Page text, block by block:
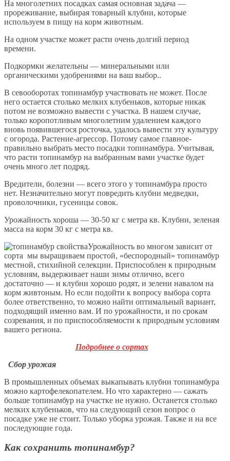
На многолетних посадках самая основная задача —
прореживание, выбирая товарный клубни, которые
используем в пищу на корм животным.
На одном участке может расти очень долгий период
времени.
Подкормки желательны — минеральными или
органическими удобрениями на ваш выбор..
В севооборотах топинамбур участвовать не может. После
него остается столько мелких клубеньков, которые никак
потом не возможно вывести с участка. В нашем случае,
только коропотливым многолетним удалением каждого
вновь появившегося росточка, удалось вывести эту культуру
с огорода. Растение-агрессор. Потому самое главное-
правильно выбрать место посадки топинамбура. Учитывая,
что расти топинамбур на выбранным вами участке будет
очень много лет подряд.
Вредители, болезни — всего этого у топинамбура просто
нет. Незначительно могут повредить клубни медведки,
проволочники, гусеницы совок.
Урожайность хороша — 30-50 кг с метра кв. Клубни, зеленая
масса на корм 30 кг с метра кв.
Урожайность во многом зависит от
сорта мы выращиваем простой, «беспородный» топинамбур
местной, стихийной селекции. Приспособлен к природным
условиям, выдерживает наши зимы отлично, всего
достаточно — и клубни хорошо родят, и зелени навалом на
корм живтоным. Но если подойти к вопросу выбора сорта
более ответственно, то можно найти оптимальный вариант,
подходящий именно вам. И по урожайности, и по срокам
созревания, и по приспособляемости к природным условиям
вашего региона.
Подробнее о сортах
Сбор урожая
В промышленных объемах выкапывать клубни топинамбура
можно картофелекопателем. Но что характерно — сажать
больше топинамбур на участке не нужно. Останется столько
мелких клубеньков, что на следующий сезон вопрос о
посадке уже не стоит. Только уборка урожая. Также и на все
последующие года.
Как сохранить топинамбур?